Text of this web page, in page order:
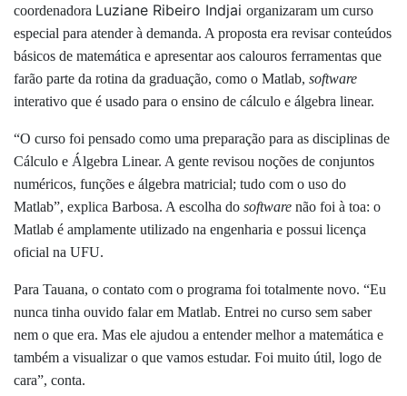
coordenadora Luziane Ribeiro Indjai organizaram um curso
especial para atender à demanda. A proposta era revisar conteúdos
básicos de matemática e apresentar aos calouros ferramentas que
farão parte da rotina da graduação, como o Matlab, software
interativo que é usado para o ensino de cálculo e álgebra linear.
“O curso foi pensado como uma preparação para as disciplinas de
Cálculo e Álgebra Linear. A gente revisou noções de conjuntos
numéricos, funções e álgebra matricial; tudo com o uso do
Matlab”, explica Barbosa. A escolha do software não foi à toa: o
Matlab é amplamente utilizado na engenharia e possui licença
oficial na UFU.
Para Tauana, o contato com o programa foi totalmente novo. “Eu
nunca tinha ouvido falar em Matlab. Entrei no curso sem saber
nem o que era. Mas ele ajudou a entender melhor a matemática e
também a visualizar o que vamos estudar. Foi muito útil, logo de
cara”, conta.